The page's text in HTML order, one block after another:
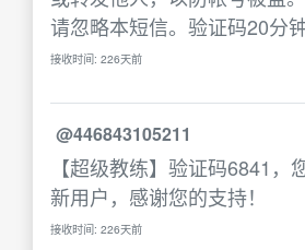
请忽略本短信。验证码20分
接收时间: 226天前
@446843105211
【超级教练】验证码6841，
新用户，感谢您的支持！
接收时间: 226天前